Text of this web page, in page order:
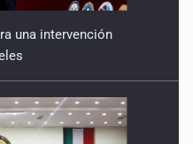
una intervención